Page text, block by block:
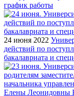
график работы
24 июня 2022
действий по
бакалавриата и